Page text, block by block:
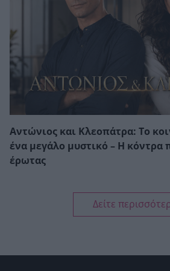
Αντώνιος και Κλεοπάτρα: Το
ένα μεγάλο μυστικό – Η κόντρα
έρωτας
Δείτε